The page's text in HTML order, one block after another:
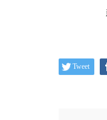
Tweet